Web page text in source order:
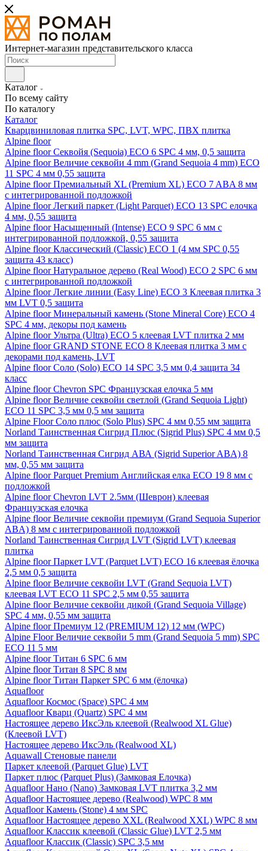
Интернет-магазин представительского класса
Каталог
По всему сайту
По каталогу
Каталог
Кварцвиниловая плитка SPC, LVT, WPC, ПВХ плитка
Alpine floor
Alpine floor Секвойя (Sequoia) ECO 6 SPC 4 мм, 0,5 защита
Alpine floor Величие секвойи 4 mm (Grand Sequoia 4 mm) ECO
11 SPC 4 мм 0,55 защита
Alpine floor Премиальный XL (Premium XL) ECO 7 ABA 8 мм
с интегрированной подложкой
Alpine floor Легкий паркет (Light Parquet) ECO 13 SPC елочка
4 мм, 0,55 защита
Alpine floor Насыщенный (Intense) ECO 9 SPC 6 мм с
интегрированной подложкой, 0,55 защита
Alpine floor Классический (Classic) ECO 1 (4 мм SPC 0,55
защита 43 класс)
Alpine floor Натуральное дерево (Real Wood) ECO 2 SPC 6 мм
с интегрированной подложкой
Alpine floor Легкие линии (Easy Line) ECO 3 Клеевая плитка 3
мм LVT 0,5 защита
Alpine floor Минеральный камень (Stone Mineral Core) ECO 4
SPC 4 мм, декоры под камень
Alpine floor Ультра (Ultra) ECO 5 клеевая LVT плитка 2 мм
Alpine floor GRAND STONE ECO 8 Клеевая плитка 3 мм с
декорами под камень, LVT
Alpine floor Соло (Solo) ECO 14 SPC 3,5 мм 0,4 защита 34
класс
Alpine floor Chevron SPC Французская елочка 5 мм
Alpine floor Величие секвойи светлой (Grand Sequoia Light)
ECO 11 SPC 3,5 мм 0,5 мм защита
Alpine Floor Соло плюс (Solo Plus) SPC 4 мм 0,55 мм защита
Norland Таинственная Сигрид Плюс (Sigrid Plus) SPC 4 мм 0,5
мм защита
Norland Таинственная Сигрид АВА (Sigrid Superior ABA) 8
мм, 0,55 мм защита
Alpine floor Parquet Premium Английская елка ECO 19 8 мм с
подложкой
Alpine floor Chevron LVT 2.5мм (Шеврон) клеевая
Французская елочка
Alpine floor Величие секвойи премиум (Grand Sequoia Superior
ABA) 8 мм с интегрированной подложкой
Norland Таинственная Сигрид LVT (Sigrid LVT) клеевая
плитка
Alpine floor Паркет LVT (Parquet LVT) ECO 16 клеевая ёлочка
2,5 мм 0,5 защита
Alpine floor Величие секвойи LVT (Grand Sequoia LVT)
клеевая LVT ECO 11 SPC 2,5 мм 0,55 защита
Alpine floor Величие секвойи дикой (Grand Sequoia Village)
SPC 4 мм, 0,55 мм защита
Alpine floor Премиум 12 (PREMIUM 12) 12 мм (WPC)
Alpine Floor Величие секвойи 5 mm (Grand Sequoia 5 mm) SPC
ECO 11 5 мм
Alpine floor Титан 6 SPC 6 мм
Alpine floor Титан 8 SPC 8 мм
Alpine floor Титан Паркет SPC 6 мм (ёлочка)
Aquafloor
Aquafloor Космос (Space) SPC 4 мм
Aquafloor Кварц (Quartz) SPC 4 мм
Настоящее дерево ИксЭль клеевой (Realwood XL Glue)
(Клеевой LVT)
Настоящее дерево ИксЭль (Realwood XL)
Aquawall Стеновые панели
Паркет клеевой (Parquet Glue) LVT
Паркет плюс (Parquet Plus) (Замковая Елочка)
Aquafloor Нано (Nano) Замковая LVT плитка 3,2 мм
Aquafloor Настоящее дерево (Realwood) WPC 8 мм
Aquafloor Камень (Stone) 4 мм SPC
Aquafloor Настоящее дерево XXL (Realwood XXL) WPC 8 мм
Aquafloor Классик клеевой (Classic Glue) LVT 2,5 мм
Aquafloor Классик (Classic) SPC 3,5 мм